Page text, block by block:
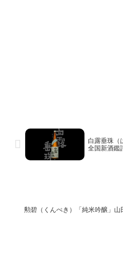
白露垂珠（
全国新酒鑑
勲碧（くんぺき）「純米吟醸」山